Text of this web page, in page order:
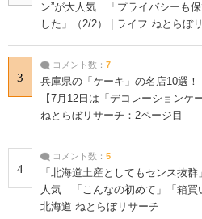
ン”が大人気 「プライバシーも
した」（2/2） | ライフ ねとらぼ
3
コメント数： 7
兵庫県の「ケーキ」の名店10選
【7月12日は「デコレーションケ
ねとらぼリサーチ：2ページ目
4
コメント数： 5
「北海道土産としてもセンス抜
人気 「こんなの初めて」「箱買
北海道 ねとらぼリサーチ